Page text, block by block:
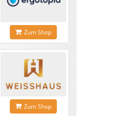
Zum Shop
Zum Shop